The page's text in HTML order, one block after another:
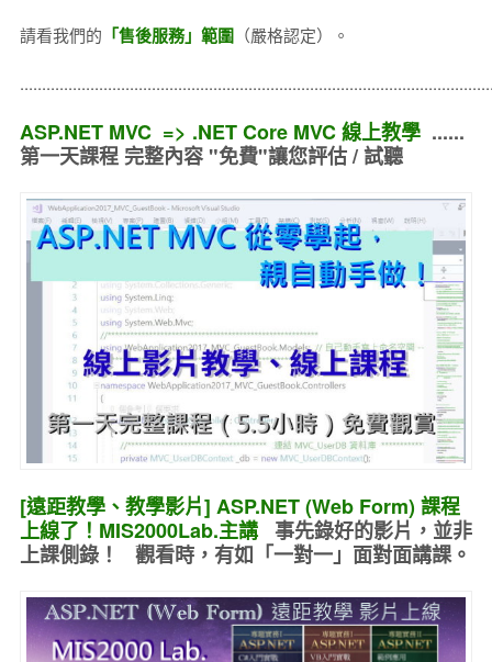
請看我們的 「售後服務」範圍（嚴格認定）。
ASP.NET MVC => .NET Core MVC 線上教學......
第一天課程 完整內容 "免費"讓您評估 / 試聽
[遠距教學、教學影片] ASP.NET (Web Form) 課程
上線了！MIS2000Lab.主講 事先錄好的影片，並非
上課側錄！ 觀看時，有如 「一對一」面對面講課。